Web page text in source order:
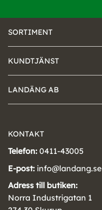
SORTIMENT
KUNDTJÄNST
LANDÄNG AB
KONTAKT
Telefon: 0411-43005
E-post: info@landang.se
Adress till butiken:
Norra Industrigatan 1